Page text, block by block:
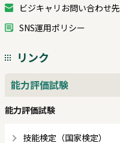
ビジキャリお問い合わせ先
SNS運用ポリシー
リンク
能力評価試験
能力評価試験
技能検定（国家検定）